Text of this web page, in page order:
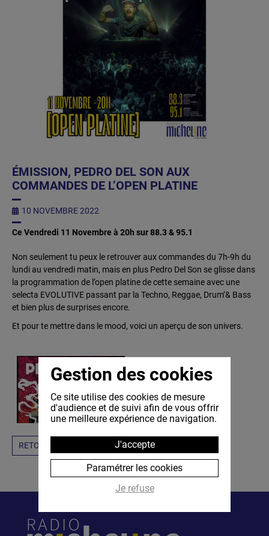
ÉMISSION, PEDRO DEL SON AUX
COMMANDES DE L’OPEN PLATINE
10 NOVEMBRE 2022
Ce Vendredi 11 Novembre à 20h sur 88.3 & 95.1
Non seulement tu peux le retrouver aux commandes du 7h-9h du
lundi au vendredi matin, mais en plus Pedro Del Son se glisse dans
la programmation de l’open platine de cette semaine avec une
selecta EVOLUTIVE passant par la Techno, Reggae, Drum’& Bass
et bien plus de surprises encore.
Et pour te mettre dans le mood, voici un aperçu de son univers.
RETOUR
Gestion des cookies
Ce site utilise des cookies de mesure
d'audience et de suivi afin de vous offrir
une meilleure expérience de navigation.
J'accepte
Paramétrer les cookies
Je refuse